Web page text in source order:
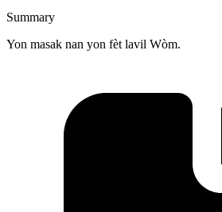
Summary
Yon masak nan yon fèt lavil Wòm.